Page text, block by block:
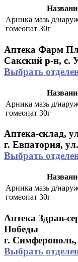
Арника мазь д/
гомеопат 30г
Аптека Фарм
Сакский р-н, с.
Выбрать
Арника мазь д/
гомеопат 30г
Аптека-склад,
г. Евпатория,
Выбрать
Арника мазь д/
гомеопат 30г
Аптека Здрав-
Победы
г.
Выбрать